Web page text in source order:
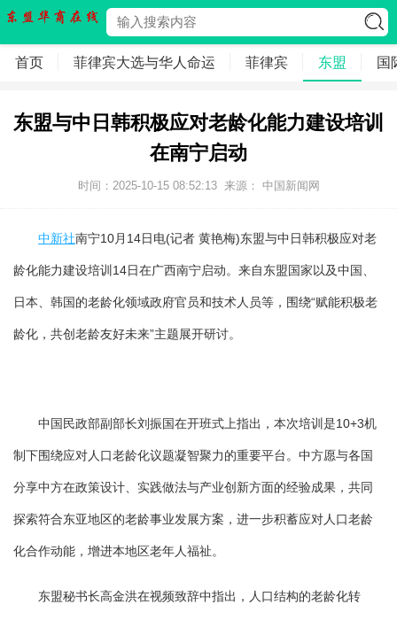
首页 菲律宾大选与华人命运 菲律宾 东盟 国
东盟与中日韩积极应对老龄化能力建设培训
在南宁启动
时间：2025-10-15 08:52:13 来源： 中国新闻网
中新社南宁10月14日电(记者 黄艳梅)东盟与中日韩积极应对老
龄化能力建设培训14日在广西南宁启动。来自东盟国家以及中国、
日本、韩国的老龄化领域政府官员和技术人员等，围绕“赋能积极老
龄化，共创老龄友好未来”主题展开研讨。
中国民政部副部长刘振国在开班式上指出，本次培训是10+3机
制下围绕应对人口老龄化议题凝智聚力的重要平台。中方愿与各国
分享中方在政策设计、实践做法与产业创新方面的经验成果，共同
探索符合东亚地区的老龄事业发展方案，进一步积蓄应对人口老龄
化合作动能，增进本地区老年人福祉。
东盟秘书长高金洪在视频致辞中指出，人口结构的老龄化转